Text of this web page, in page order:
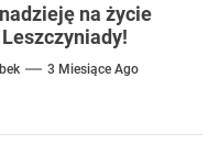
na życie
3 Miesiące Ago